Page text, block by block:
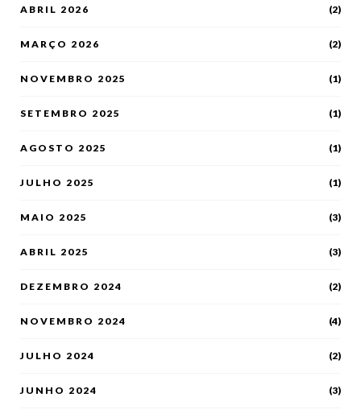
ABRIL 2026 (2)
MARÇO 2026 (2)
NOVEMBRO 2025 (1)
SETEMBRO 2025 (1)
AGOSTO 2025 (1)
JULHO 2025 (1)
MAIO 2025 (3)
ABRIL 2025 (3)
DEZEMBRO 2024 (2)
NOVEMBRO 2024 (4)
JULHO 2024 (2)
JUNHO 2024 (3)